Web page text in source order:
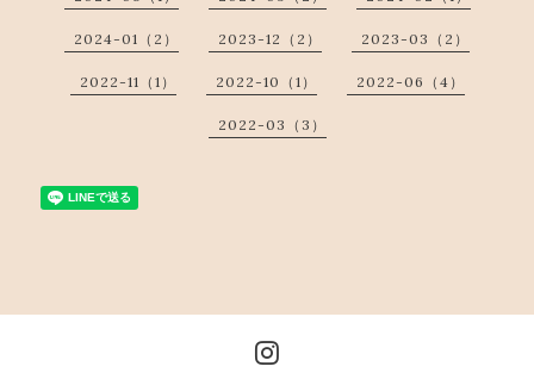
2024-01（2） 2023-12（2） 2023-03（2）
2022-11（1） 2022-10（1） 2022-06（4）
2022-03（3）